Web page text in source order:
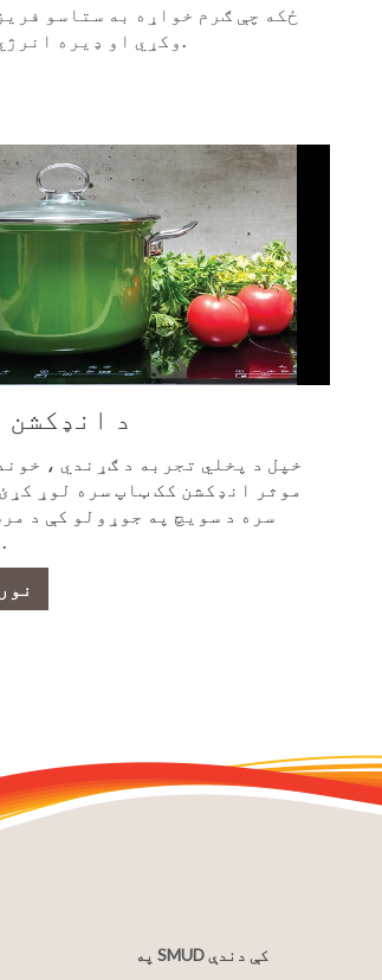
ځکه چې ګرم خواړه به ستاسو
د انډکشن
خپل د پخلي تجربه د ګړندي ،
موثر انډکشن کک ټاپ سره لوړ
سره د سویچ په جوړولو کې د
په SMUD کې دندې